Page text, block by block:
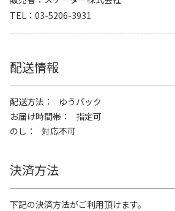
TEL
03-5206-3931
配送情報
配送方法
ゆうパック
お届け時間帯
指定可
のし
対応不可
決済方法
下記の決済方法がご利用頂けます。